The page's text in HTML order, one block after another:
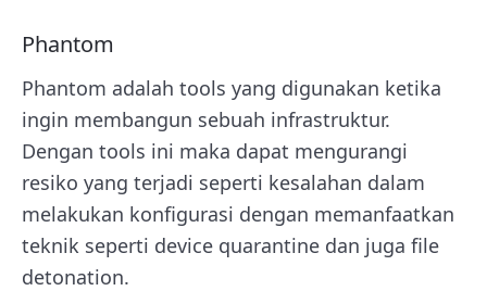
Phantom
Phantom adalah tools yang digunakan ketika
ingin membangun sebuah infrastruktur.
Dengan tools ini maka dapat mengurangi
resiko yang terjadi seperti kesalahan dalam
melakukan konfigurasi dengan memanfaatkan
teknik seperti device quarantine dan juga file
detonation.